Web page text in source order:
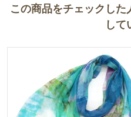
この商品をチェックし
して